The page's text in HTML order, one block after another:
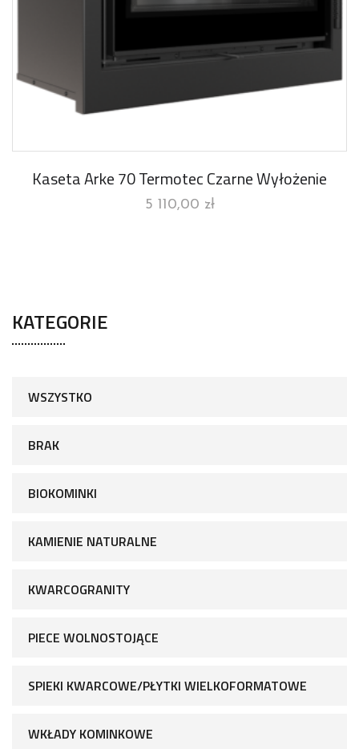
Kaseta Arke 70 Termotec Czarne Wyłożenie
5 110,00 zł
KATEGORIE
WSZYSTKO
BRAK
BIOKOMINKI
KAMIENIE NATURALNE
KWARCOGRANITY
PIECE WOLNOSTOJĄCE
SPIEKI KWARCOWE/PŁYTKI WIELKOFORMATOWE
WKŁADY KOMINKOWE